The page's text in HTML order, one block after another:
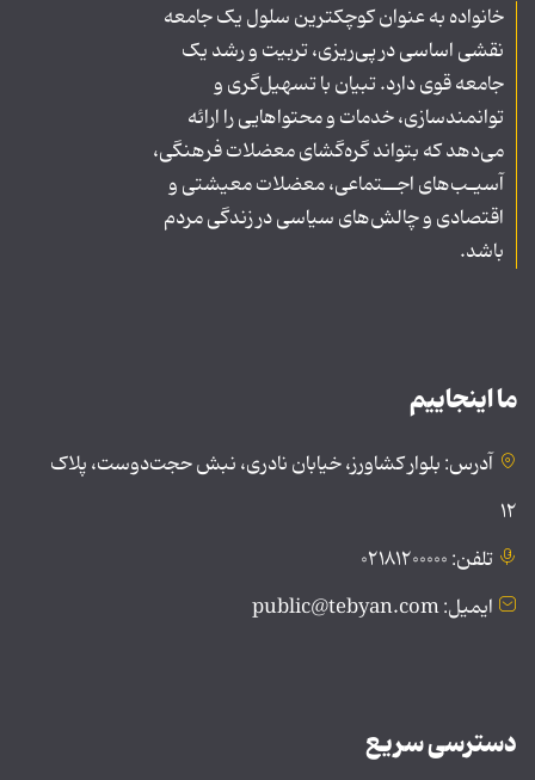
خانواده به عنوان کوچکترین سلول یک جامعه
نقشی اساسی در پی‌ریزی، تربیت و رشد یک
جامعه قوی دارد. تبیان با تسهیل‌گری و
توانمندسازی، خدمات و محتواهایی را ارائه
می‌دهد که بتواند گره‌گشای معضلات فرهنگی،
آسیـب‌های اجــتماعی، معضلات معیشتی و
اقتصادی و چالش‌های سیاسی در زندگی مردم
باشد.
ما اینجاییم
آدرس: بلوار کشاورز، خیابان نادری، نبش حجت‌دوست، پلاک
۱۲
تلفن: ۰۲۱۸۱۲۰۰۰۰۰
ایمیل: public@tebyan.com
دسترسی سریع